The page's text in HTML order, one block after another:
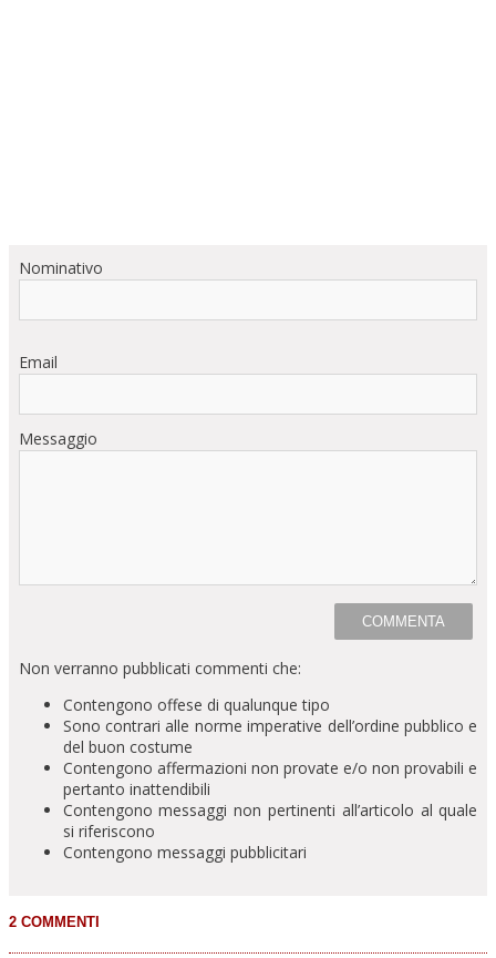
Nominativo
Email
Messaggio
Non verranno pubblicati commenti che:
Contengono offese di qualunque tipo
Sono contrari alle norme imperative dell’ordine pubblico e
del buon costume
Contengono affermazioni non provate e/o non provabili e
pertanto inattendibili
Contengono messaggi non pertinenti all’articolo al quale
si riferiscono
Contengono messaggi pubblicitari